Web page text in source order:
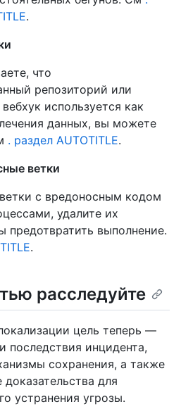
.
что
репозиторий или
используется как
данных, вы можете
. раздел AUTOTITLE.
ветки
с вредоносным кодом
удалите их
предотвратить выполнение.
.
расследуйте
цель теперь —
последствия инцидента,
сохранения, а также
для
устранения угрозы.